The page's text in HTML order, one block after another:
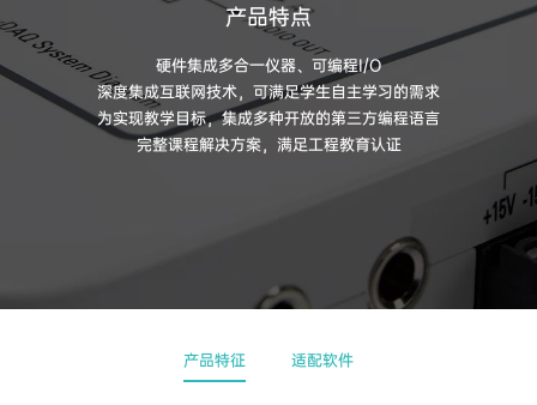
产品特点
硬件集成多合一仪器、可编程I/O
深度集成互联网技术，可满足学生自主学习的需求
为实现教学目标，集成多种开放的第三方编程语言
完整课程解决方案，满足工程教育认证
产品特征 适配软件